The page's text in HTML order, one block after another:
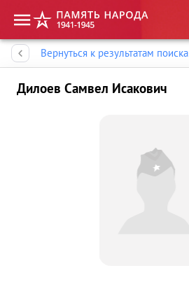
Вернуться к результатам поиска
Дилоев Самвел Исакович
Память народа